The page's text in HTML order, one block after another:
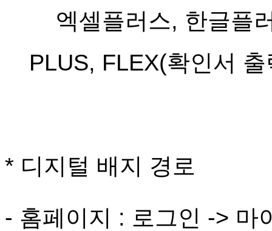
엑셀플러스, 한글플
PLUS, FLEX(확인서
* 디지털 배지 경로
- 홈페이지 : 로그인 -> 마